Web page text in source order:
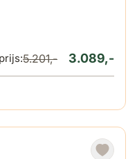
3.089,-
5.201,-